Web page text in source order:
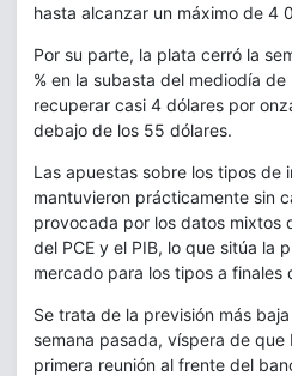
hasta alcanzar un máximo de 4
Por su parte, la plata cerró la
% en la subasta del mediodía
recuperar casi 4 dólares por
debajo de los 55 dólares.
Las apuestas sobre los tipos de
mantuvieron prácticamente sin
provocada por los datos mixtos
del PCE y el PIB, lo que sitúa la
mercado para los tipos a finales
Se trata de la previsión más
semana pasada, víspera de que
primera reunión al frente del